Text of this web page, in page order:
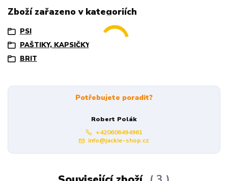
Zboží zařazeno v kategoriích
PSI
PAŠTIKY, KAPSIČKY
BRIT
Potřebujete poradit?
Robert Polák
+420606494961
info@jackie-shop.cz